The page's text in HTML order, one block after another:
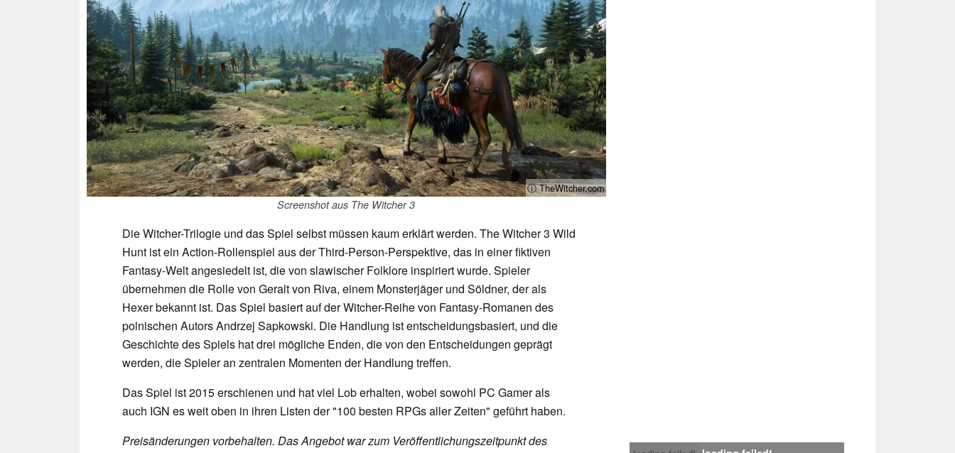
ⓘ TheWitcher.com
Screenshot aus The Witcher 3
Die Witcher-Trilogie und das Spiel selbst müssen kaum erklärt werden. The Witcher 3 Wild
Hunt ist ein Action-Rollenspiel aus der Third-Person-Perspektive, das in einer fiktiven
Fantasy-Welt angesiedelt ist, die von slawischer Folklore inspiriert wurde. Spieler
übernehmen die Rolle von Geralt von Riva, einem Monsterjäger und Söldner, der als
Hexer bekannt ist. Das Spiel basiert auf der Witcher-Reihe von Fantasy-Romanen des
polnischen Autors Andrzej Sapkowski. Die Handlung ist entscheidungsbasiert, und die
Geschichte des Spiels hat drei mögliche Enden, die von den Entscheidungen geprägt
werden, die Spieler an zentralen Momenten der Handlung treffen.
Das Spiel ist 2015 erschienen und hat viel Lob erhalten, wobei sowohl PC Gamer als
auch IGN es weit oben in ihren Listen der "100 besten RPGs aller Zeiten" geführt haben.
Preisänderungen vorbehalten. Das Angebot war zum Veröffentlichungszeitpunkt des